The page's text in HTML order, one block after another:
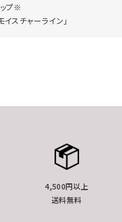
プ※
イスチャーライン」
4,500円以上
送料無料